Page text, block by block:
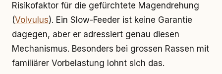
Risikofaktor für die gefürchtete Magendrehung
(Volvulus). Ein Slow-Feeder ist keine Garantie
dagegen, aber er adressiert genau diesen
Mechanismus. Besonders bei grossen Rassen mit
familiärer Vorbelastung lohnt sich das.